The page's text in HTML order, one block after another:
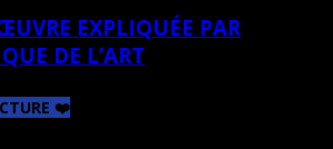
EXPLIQUÉE PAR
DE L’ART
❤️